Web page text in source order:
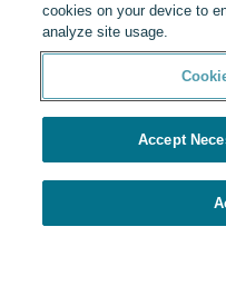
cookies on your device to
analyze site usage.
Accept